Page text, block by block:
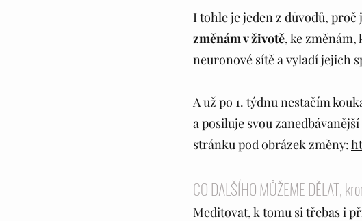
I tohle je jeden z důvodů, proč
změnám v životě, ke
neuronové sítě a vyladí jejich
A už po 1. týdnu nestačím
a posiluje svou
stránku pod obrázek změny:
CO DALŠÍHO MŮŽEME DĚLAT,
Meditovat, k tomu si třebas i